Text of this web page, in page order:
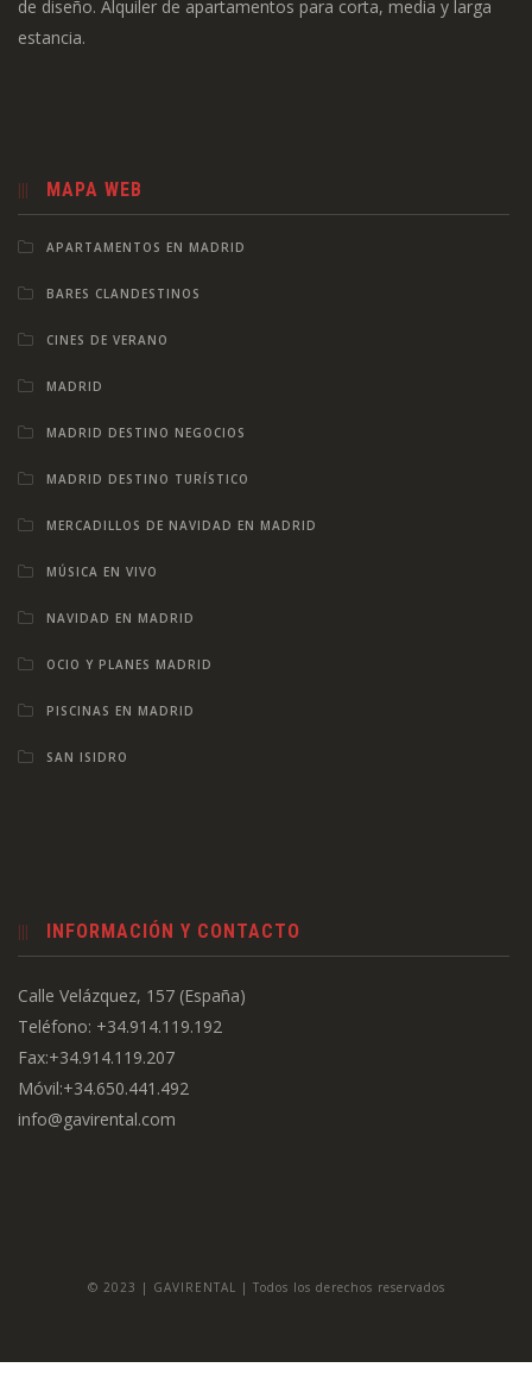
de diseño. Alquiler de apartamentos para corta, media y larga
estancia.
MAPA WEB
APARTAMENTOS EN MADRID
BARES CLANDESTINOS
CINES DE VERANO
MADRID
MADRID DESTINO NEGOCIOS
MADRID DESTINO TURÍSTICO
MERCADILLOS DE NAVIDAD EN MADRID
MÚSICA EN VIVO
NAVIDAD EN MADRID
OCIO Y PLANES MADRID
PISCINAS EN MADRID
SAN ISIDRO
INFORMACIÓN Y CONTACTO
Calle Velázquez, 157 (España)
Teléfono: +34.914.119.192
Fax:+34.914.119.207
Móvil:+34.650.441.492
info@gavirental.com
© 2023 | GAVIRENTAL | Todos los derechos reservados